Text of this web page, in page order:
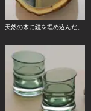
天然の木に鏡を埋め込んだ。